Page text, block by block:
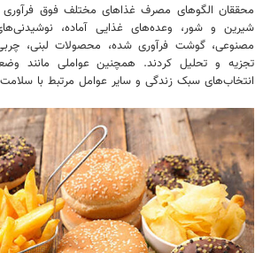
محققان الگوهای مصرف غذاهای مختلف فوق فرآوری
شیرین و شور، وعده‌های غذایی آماده،
مصنوعی، گوشت فرآوری شده، محصولات لبنی،
تجزیه‌ و تحلیل کردند. همچنین عواملی مانند
انتخاب‌های سبک زندگی و سایر عوامل مرتبط با